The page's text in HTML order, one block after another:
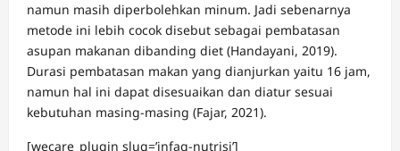
namun masih diperbolehkan minum. Jadi sebenarnya
metode ini lebih cocok disebut sebagai pembatasan
asupan makanan dibanding diet (Handayani, 2019).
Durasi pembatasan makan yang dianjurkan yaitu 16 jam,
namun hal ini dapat disesuaikan dan diatur sesuai
kebutuhan masing-masing (Fajar, 2021).
[wecare_plugin slug=’infaq-nutrisi’]